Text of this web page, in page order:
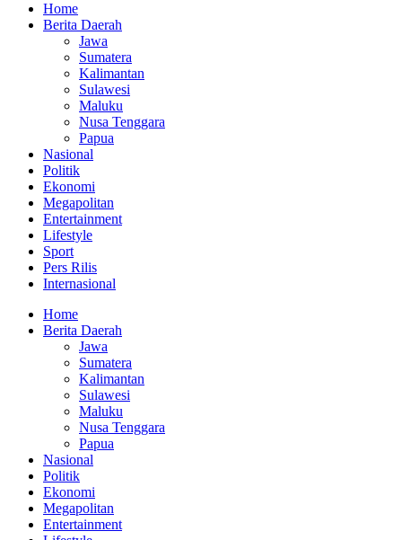
Home
Berita Daerah
Jawa
Sumatera
Kalimantan
Sulawesi
Maluku
Nusa Tenggara
Papua
Nasional
Politik
Ekonomi
Megapolitan
Entertainment
Lifestyle
Sport
Pers Rilis
Internasional
Home
Berita Daerah
Jawa
Sumatera
Kalimantan
Sulawesi
Maluku
Nusa Tenggara
Papua
Nasional
Politik
Ekonomi
Megapolitan
Entertainment